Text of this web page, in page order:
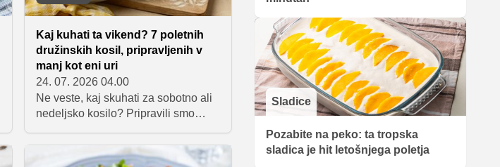
Kaj kuhati ta vikend? 7 poletnih
družinskih kosil, pripravljenih v
manj kot eni uri
24. 07. 2026 04.00
Ne veste, kaj skuhati za sobotno ali
nedeljsko kosilo? Pripravili smo
ki so primerne za vso družino,
pripravljene pa so v manj kot eni uri.
Sladice
Pozabite na peko: ta tropska
sladica je hit letošnjega poletja